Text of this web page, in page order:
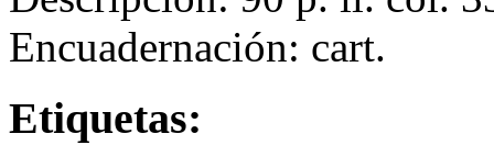
Encuadernación: cart.
Etiquetas: